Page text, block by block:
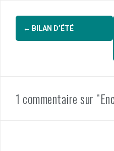
d’épluchures de patates
Jean Anouilh, Antigone 2.
Muriel
Navigation
d'article
← BILAN D’ÉTÉ
1 commentaire sur